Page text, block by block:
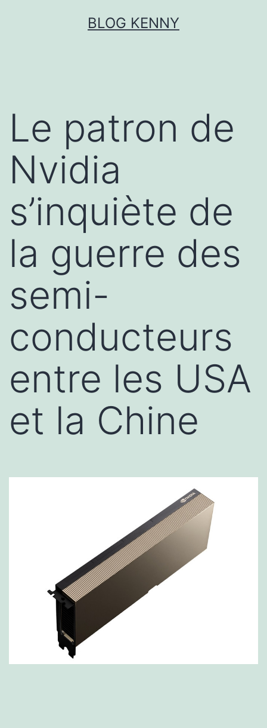
BLOG KENNY
Le patron de
Nvidia
s’inquiète de
la guerre des
semi-
conducteurs
entre les USA
et la Chine